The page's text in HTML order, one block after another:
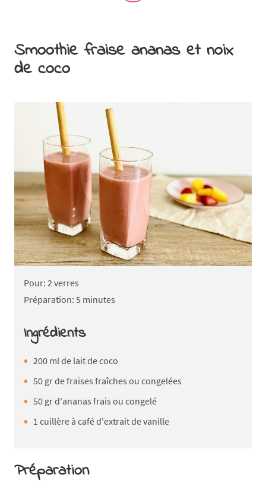
Smoothie fraise ananas et noix
de coco
Pour: 2 verres
Préparation: 5 minutes
Ingrédients
200 ml de lait de coco
50 gr de fraises fraîches ou congelées
50 gr d'ananas frais ou congelé
1 cuillère à café d'extrait de vanille
Préparation